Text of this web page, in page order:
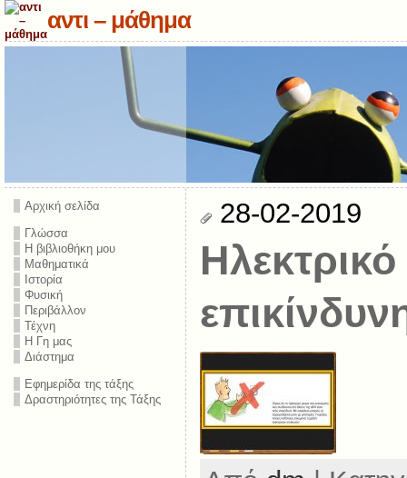
αντι – μάθημα
Αρχική σελίδα
Γλώσσα
Η βιβλιοθήκη μου
Μαθηματικά
Ιστορία
Φυσική
Περιβάλλον
Τέχνη
Η Γη μας
Διάστημα
Εφημερίδα της τάξης
Δραστηριότητες της Τάξης
28-02-2019